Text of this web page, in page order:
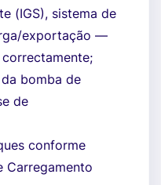
(IGS), sistema de
exportação —
bomba de
de
conforme
Carregamento